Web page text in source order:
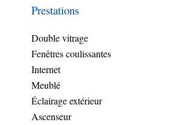
Prestations
Double vitrage
Fenêtres coulissantes
Internet
Meublé
Éclairage extérieur
Ascenseur